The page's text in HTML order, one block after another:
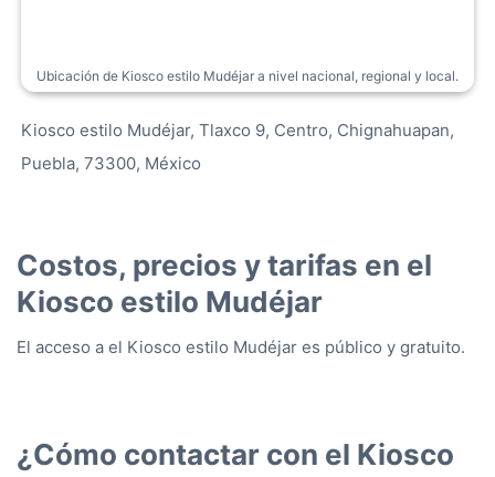
Ubicación de Kiosco estilo Mudéjar a nivel nacional, regional y local.
Kiosco estilo Mudéjar, Tlaxco 9, Centro, Chignahuapan,
Puebla, 73300, México
Costos, precios y tarifas en el
Kiosco estilo Mudéjar
El acceso a el Kiosco estilo Mudéjar es público y gratuito.
¿Cómo contactar con el Kiosco